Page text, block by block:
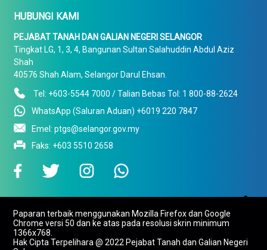
HUBUNGI KAMI
PEJABAT TANAH DAN GALIAN NEGERI SELANGOR
Tingkat LG, 1, 3, 4, Bangunan Sultan Salahuddin Abdul Aziz
Shah
40576 Shah Alam, Selangor Darul Ehsan.
Tel: +603-5544 7000 / Talian Bebas Tol: 1 800-88-2624
WhatsApp (Saluran Aduan) +6019 220 7847
Emel: ptgs@selangor.gov.my
Faks: +603 5510 2658

To Top
Paparan terbaik menggunakan Mozilla Firefox dan Google
Chrome versi 50 dan ke atas pada resolusi skrin minimum
1366x768.
Hak Cipta Terpelihara @ 2022 Pejabat Tanah dan Galian Negeri